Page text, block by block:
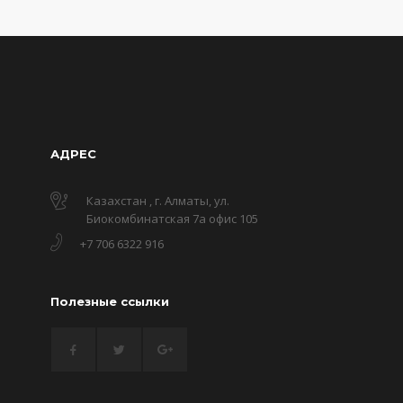
АДРЕС
Казахстан , г. Алматы, ул.
Биокомбинатская 7а офис 105
+7 706 6322 916
Полезные ссылки